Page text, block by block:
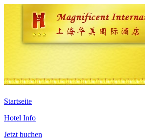
Startseite
Hotel Info
Jetzt buchen